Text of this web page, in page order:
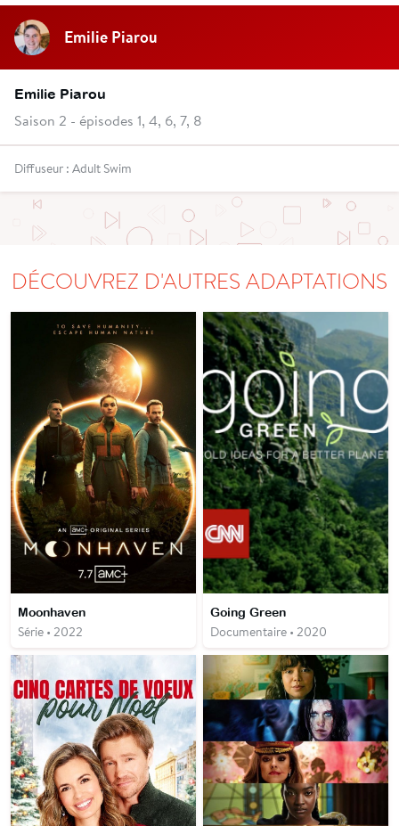
Emilie Piarou
Emilie Piarou
Saison 2 - épisodes 1, 4, 6, 7, 8
Diffuseur : Adult Swim
DÉCOUVREZ D'AUTRES ADAPTATIONS
Moonhaven
Série • 2022
Going Green
Documentaire • 2020